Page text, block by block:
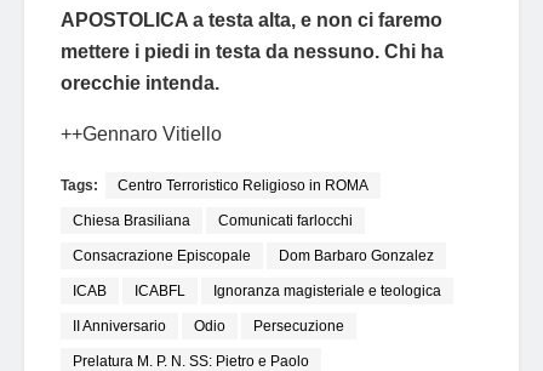
APOSTOLICA a testa alta, e non ci faremo
mettere i piedi in testa da nessuno. Chi ha
orecchie intenda.
++Gennaro Vitiello
Tags: Centro Terroristico Religioso in ROMA
Chiesa Brasiliana Comunicati farlocchi
Consacrazione Episcopale Dom Barbaro Gonzalez
ICAB ICABFL Ignoranza magisteriale e teologica
II Anniversario Odio Persecuzione
Prelatura M. P. N. SS: Pietro e Paolo